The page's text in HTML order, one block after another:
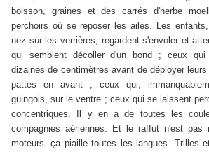
boisson, graines et des carrés d'herbe
perchoirs où se reposer les ailes. Les
nez sur les verrières, regardent s'envoler et
qui semblent décoller d'un bond ; ceux qui
dizaines de centimètres avant de déployer
pattes en avant ; ceux qui,
guingois, sur le ventre ; ceux qui se laissent
concentriques. Il y en a de toutes les
compagnies aériennes. Et le raffut n'est pas
moteurs. ça piaille toutes les langues. Trilles